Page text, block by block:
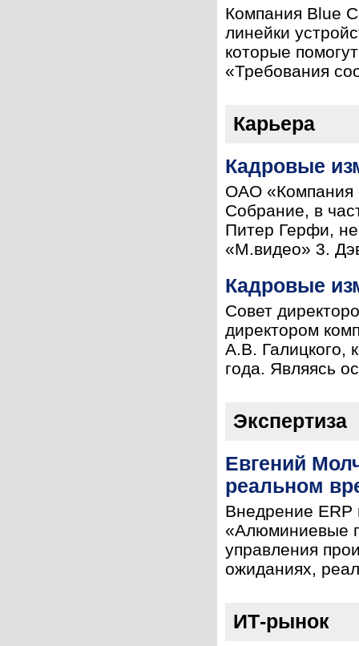
Компания Blue
линейки
которые
«Требования
Карьера
Кадровые
ОАО «Компания
Собрание, в
Питер Герфи,
«М.видео» 3.
Кадровые
Совет
директором
А.В. Галицкого,
года. Являясь
Экспертиза
Евгений
реальном
Внедрение ERP
«Алюминиевые
управления
ожиданиях,
ИТ-рынок